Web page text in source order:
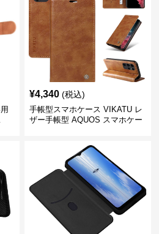
¥4,340 (税込)
手帳型スマホケース VIKATU レ
ザー手帳型 AQUOS スマホケー